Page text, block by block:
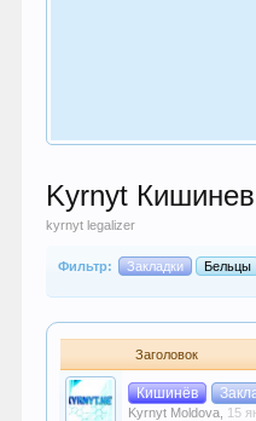
Kyrnyt
kyrnyt legalizer
Фильтр: Закладки Бельцы
Заголовок
Кишинёв
Kyrnyt Moldova 15